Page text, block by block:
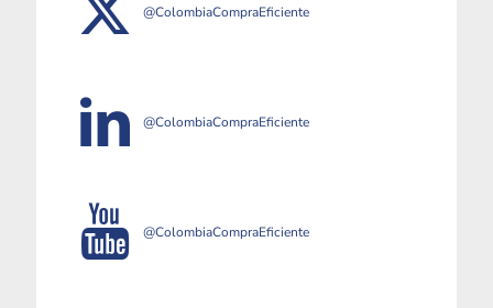
@ColombiaCompraEficiente
@ColombiaCompraEficiente
@ColombiaCompraEficiente